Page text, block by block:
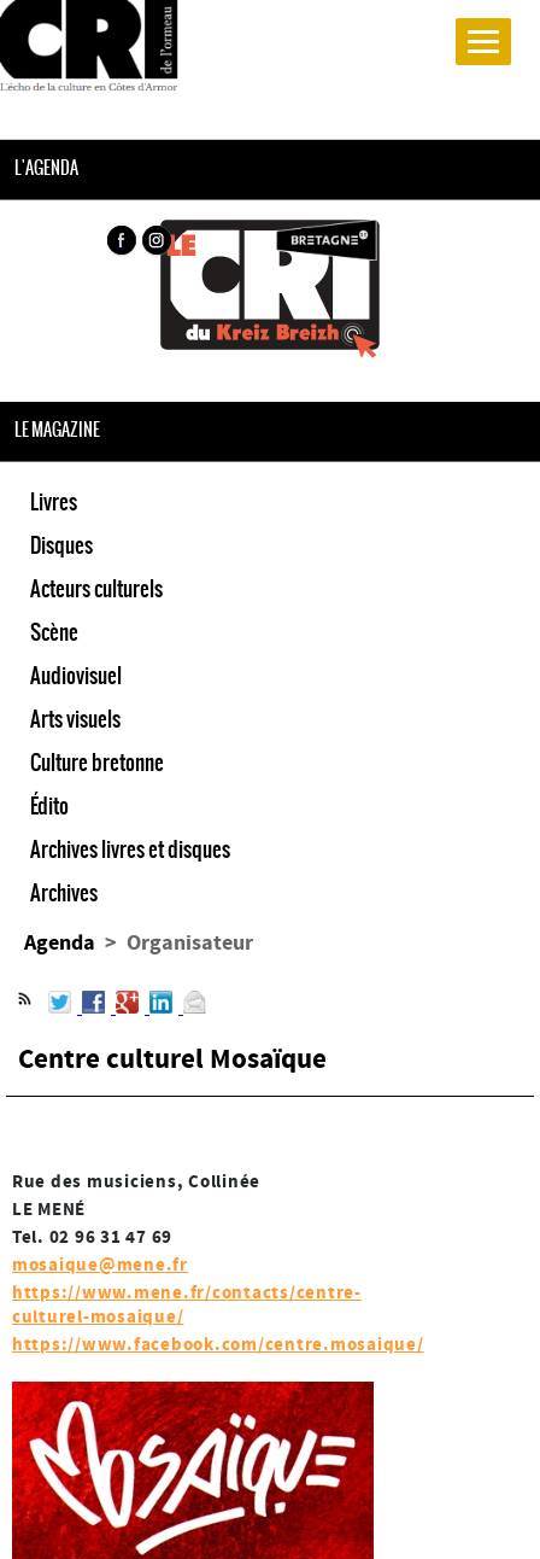
L'AGENDA
LE MAGAZINE
Livres
Disques
Acteurs culturels
Scène
Audiovisuel
Arts visuels
Culture bretonne
Édito
Archives livres et disques
Archives
Agenda > Organisateur
Centre culturel Mosaïque
Rue des musiciens, Collinée
LE MENÉ
Tel. 02 96 31 47 69
mosaique@mene.fr
https://www.mene.fr/contacts/centre-
culturel-mosaique/
https://www.facebook.com/centre.mosaique/